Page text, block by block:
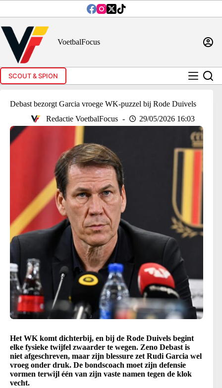
inhoud
VoetbalFocus
SCOUT & SPION
Debast bezorgt Garcia vroege WK-puzzel bij Rode Duivels
Redactie VoetbalFocus
29/05/2026 16:03
Het WK komt dichterbij, en bij de Rode Duivels begint
elke fysieke twijfel zwaarder te wegen. Zeno Debast is
niet afgeschreven, maar zijn blessure zet Rudi Garcia wel
vroeg onder druk. De bondscoach moet zijn defensie
vormen terwijl één van zijn vaste namen tegen de klok
vecht.